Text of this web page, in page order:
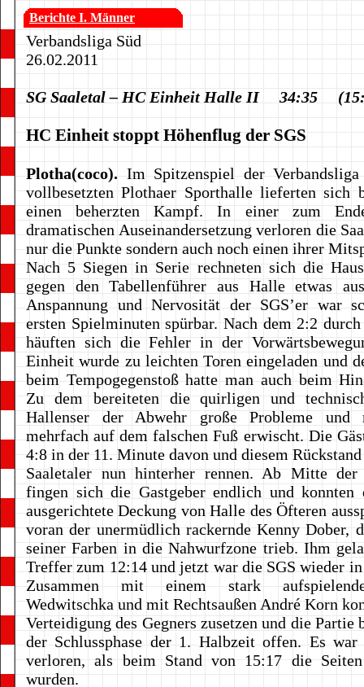
Berichte I. Männer
Verbandsliga Süd
26.02.2011
SG Saaletal – HC Einheit Halle II 34:35
HC Einheit stoppt Höhenflug der SGS
Plotha(coco). Im Spitzenspiel der
vollbesetzten Plothaer Sporthalle lieferten sich
einen beherzten Kampf. In einer zum
dramatischen Auseinandersetzung verloren die
nur die Punkte sondern auch noch einen ihrer
Nach 5 Siegen in Serie rechneten sich die
gegen den Tabellenführer aus Halle etwas
Anspannung und Nervosität der SGS’er war
ersten Spielminuten spürbar. Nach dem 2:2
häuften sich die Fehler in der
Einheit wurde zu leichten Toren eingeladen und
beim Tempogegenstoß hatte man auch beim
Zu dem bereiteten die quirligen und
Hallenser der Abwehr große Probleme und
mehrfach auf dem falschen Fuß erwischt. Die
4:8 in der 11. Minute davon und diesem
Saaletaler nun hinterher rennen. Ab Mitte
fingen sich die Gastgeber endlich und konnten
ausgerichtete Deckung von Halle des Öfteren
voran der unermüdlich rackernde Kenny Dober,
seiner Farben in die Nahwurfzone trieb. Ihm
Treffer zum 12:14 und jetzt war die SGS wieder
Zusammen mit einem stark
Wedwitschka und mit Rechtsaußen André Korn
Verteidigung des Gegners zusetzen und die Partie
der Schlussphase der 1. Halbzeit offen. Es war
verloren, als beim Stand von 15:17 die Seiten
wurden.